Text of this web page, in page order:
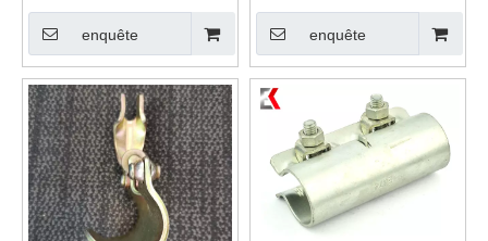
enquête enquête